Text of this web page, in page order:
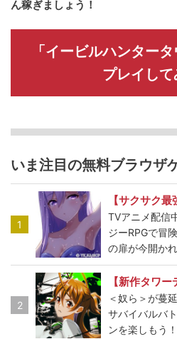
ん稼ぎましょう！
「イービルハンター
プレイして
いま注目の無料ブラウザ
1
【サクサク最
TVアニメ配信
ジーRPGで冒
の扉が今開かれ
2
【新作タワー
＜奴ら＞が蔓
サバイバルバ
ンを楽しもう！